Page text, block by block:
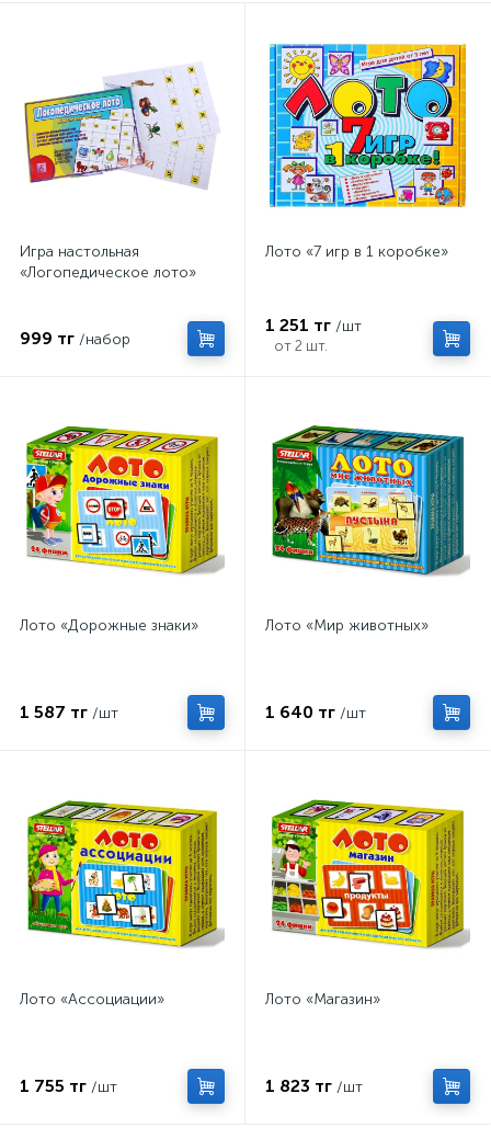
Игра настольная
«Логопедическое лото»
999 тг /набор
Лото «7 игр в 1 коробке»
1 251 тг /шт
от 2 шт.
Лото «Дорожные знаки»
1 587 тг /шт
Лото «Мир животных»
1 640 тг /шт
Лото «Ассоциации»
1 755 тг /шт
Лото «Магазин»
1 823 тг /шт